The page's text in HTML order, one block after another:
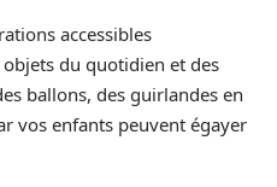
accessibles
du quotidien et des
ballons, des guirlandes en
vos enfants peuvent égayer